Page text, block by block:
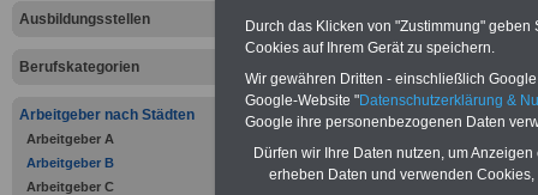
Ausbildungsstellen
Berufskategorien
Arbeitgeber nach Städten
Arbeitgeber A
Arbeitgeber B
Arbeitgeber C
Bausparen schon ab 16 Jahren
Berufsunfähigkeitsabsicherung
Krankenzusatzversicherung-
Online-Vergleich Gesetzliche
Zahnzusatzversicherung -
Vorteile der Privaten
Krankenversicherung
Durch das Klicken von "Zustimmung"
Cookies auf Ihrem Gerät zu speichern.
Wir gewähren Dritten - einschließlich
Google-Website "Datenschutzerklärung &
Google ihre personenbezogenen Daten
Dürfen wir Ihre Daten nutzen, um
erheben Daten und verwenden